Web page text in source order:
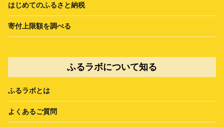
はじめてのふるさと納税
寄付上限額を調べる
ふるラボについて知る
ふるラボとは
よくあるご質問